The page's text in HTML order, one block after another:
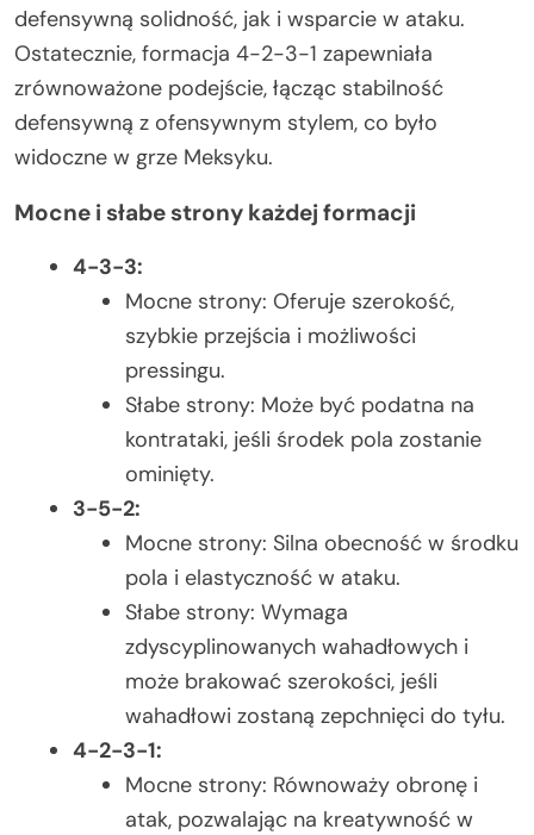
defensywną solidność, jak i wsparcie w ataku.
Ostatecznie, formacja 4-2-3-1 zapewniała
zrównoważone podejście, łącząc stabilność
defensywną z ofensywnym stylem, co było
widoczne w grze Meksyku.
Mocne i słabe strony każdej formacji
4-3-3:
Mocne strony: Oferuje szerokość,
szybkie przejścia i możliwości
pressingu.
Słabe strony: Może być podatna na
kontrataki, jeśli środek pola zostanie
ominięty.
3-5-2:
Mocne strony: Silna obecność w środku
pola i elastyczność w ataku.
Słabe strony: Wymaga
zdyscyplinowanych wahadłowych i
może brakować szerokości, jeśli
wahadłowi zostaną zepchnięci do tyłu.
4-2-3-1:
Mocne strony: Równoważy obronę i
atak, pozwalając na kreatywność w